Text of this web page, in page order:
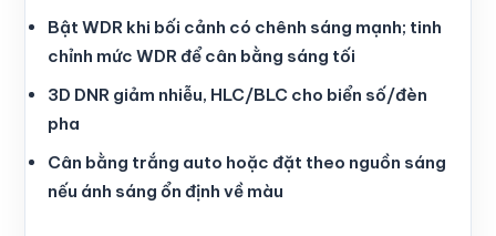
Bật WDR khi bối cảnh có chênh sáng mạnh; tinh
chỉnh mức WDR để cân bằng sáng tối
3D DNR giảm nhiễu, HLC/BLC cho biển số/đèn
pha
Cân bằng trắng auto hoặc đặt theo nguồn sáng
nếu ánh sáng ổn định về màu